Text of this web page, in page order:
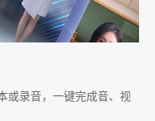
或录音，一键完成音、视